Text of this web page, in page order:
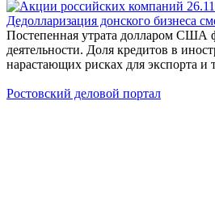
Дедолларизация донского бизнеса
Постепенная утрата долларом США
деятельности. Доля кредитов в
нарастающих рисках для экспорта и
Ростовский деловой портал